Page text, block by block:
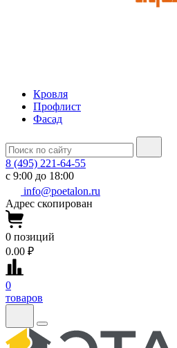
Кровля
Профлист
Фасад
8 (495) 221-64-55
с 9:00 до 18:00
info@poetalon.ru
Адрес скопирован
0 позиций
0.00 ₽
0
товаров